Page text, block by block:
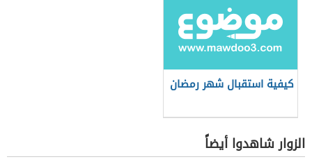
كيفية استقبال شهر رمضان
الزوار شاهدوا أيضاً